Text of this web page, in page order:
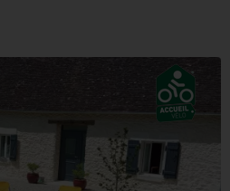
SEMAINE